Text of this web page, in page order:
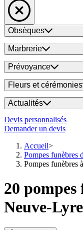
Obsèques
Marbrerie
Prévoyance
Fleurs et cérémonies
Actualités
Devis personnalisés
Demander un devis
Accueil
Pompes funèbres
Pompes funèbres
20
Neuve-